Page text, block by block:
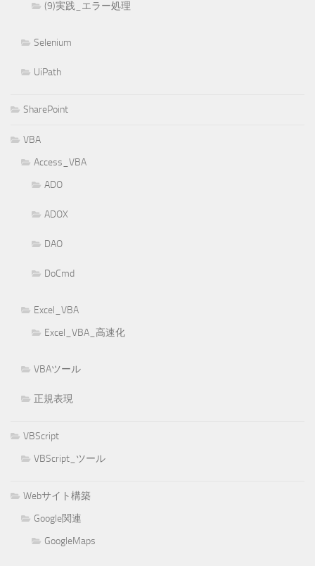
(9)実践_エラー処理
Selenium
UiPath
SharePoint
VBA
Access_VBA
ADO
ADOX
DAO
DoCmd
Excel_VBA
Excel_VBA_高速化
VBAツール
正規表現
VBScript
VBScript_ツール
Webサイト構築
Google関連
GoogleMaps